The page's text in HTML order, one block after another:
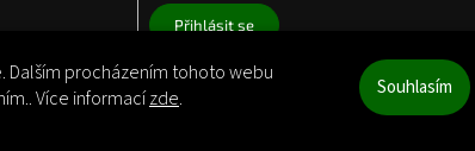
procházením tohoto webu
Více informacízde.
Souhlasím
Přihlásit se